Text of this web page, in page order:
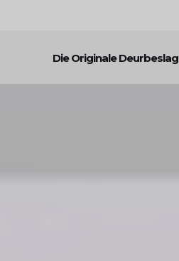
Die Originale Deurbeslag